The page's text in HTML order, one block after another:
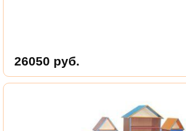
26050 руб.